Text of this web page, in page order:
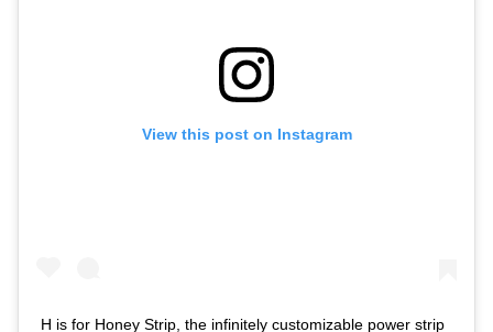
View this post on Instagram
H is for Honey Strip, the infinitely customizable power strip